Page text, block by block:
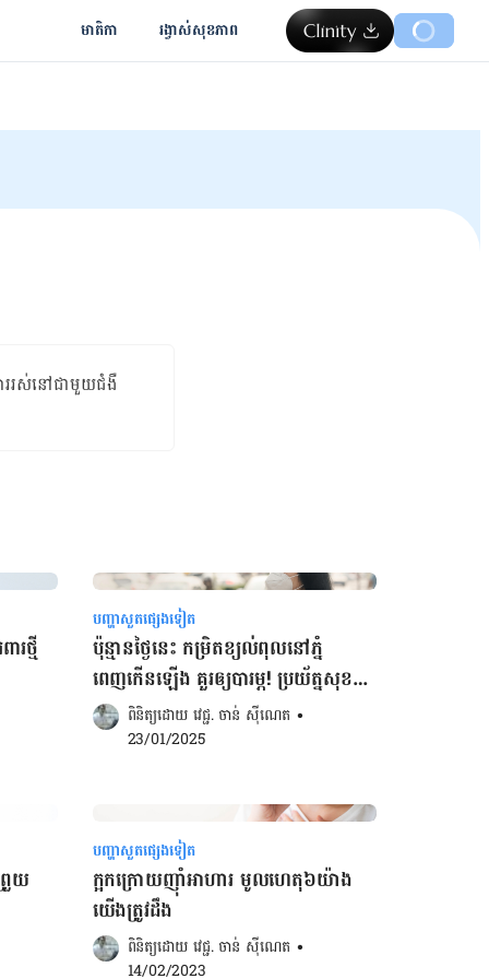
មាតិកា រង្វាស់​សុខភាព
រ​រស់​នៅ​ជា​មួយ​ជំងឺ
រថ្មី
បញ្ហាសួតផ្សេងទៀត
ប៉ុន្មានថ្ងៃនេះ កម្រិតខ្យល់ពុលនៅភ្នំ
ពេញកើនឡើង គួរឲ្យបារម្ភ! ប្រយ័ត្នសុខ
ភាពផង!ពិនិត្យដោយ វេជ្ជ. ចាន់ ស៊ីណេត •
23/01/2025
រួយ
បញ្ហាសួតផ្សេងទៀត
ក្អកក្រោយញ៉ាំអាហារ មូលហេតុ៦យ៉ាង
យើងត្រូវដឹង
ពិនិត្យដោយ វេជ្ជ. ចាន់ ស៊ីណេត •
14/02/2023